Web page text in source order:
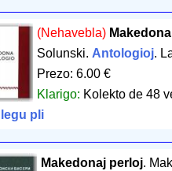
(Nehavebla)
Solunski. Antologioj.
Prezo: 6.00 €
Klarigo: Kolekto de 48
legu pli
Makedonaj perloj.